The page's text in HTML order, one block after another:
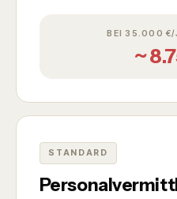
BEI 35.000 €/
~
STANDARD